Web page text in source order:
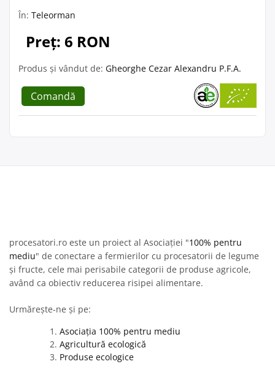
În: Teleorman
Preț: 6 RON
Produs și vândut de: Gheorghe Cezar Alexandru P.F.A.
Comandă
procesatori.ro este un proiect al Asociației "100% pentru
mediu" de conectare a fermierilor cu procesatorii de legume
și fructe, cele mai perisabile categorii de produse agricole,
având ca obiectiv reducerea risipei alimentare.
Urmărește-ne și pe:
Asociația 100% pentru mediu
Agricultură ecologică
Produse ecologice